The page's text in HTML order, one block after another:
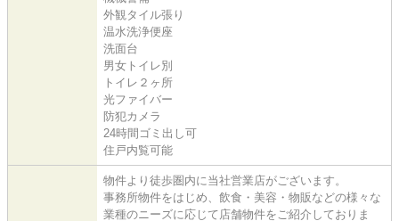
外観タイル張り
温水洗浄便座
洗面台
男女トイレ別
トイレ２ヶ所
光ファイバー
防犯カメラ
24時間ゴミ出し可
住戸内覧可能
物件より徒歩圏内に当社営業店がございます。
事務所物件をはじめ、飲食・美容・物販などの様々な
業種のニーズに応じて店舗物件をご紹介しておりま